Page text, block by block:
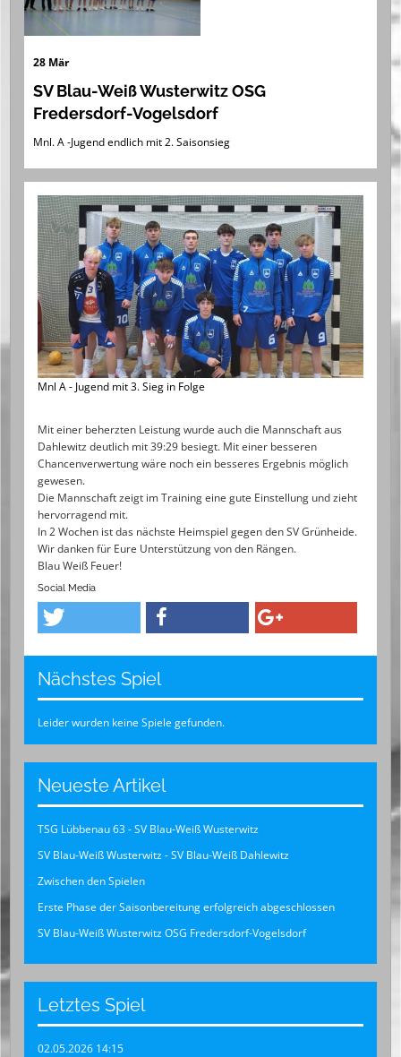
28 Mär
SV Blau-Weiß Wusterwitz OSG
Fredersdorf-Vogelsdorf
Mnl. A -Jugend endlich mit 2. Saisonsieg
Mnl A - Jugend mit 3. Sieg in Folge
Mit einer beherzten Leistung wurde auch die Mannschaft aus
Dahlewitz deutlich mit 39:29 besiegt. Mit einer besseren
Chancenverwertung wäre noch ein besseres Ergebnis möglich
gewesen.
Die Mannschaft zeigt im Training eine gute Einstellung und zieht
hervorragend mit.
In 2 Wochen ist das nächste Heimspiel gegen den SV Grünheide.
Wir danken für Eure Unterstützung von den Rängen.
Blau Weiß Feuer!
Social Media
Nächstes Spiel
Leider wurden keine Spiele gefunden.
Neueste Artikel
TSG Lübbenau 63 - SV Blau-Weiß Wusterwitz
SV Blau-Weiß Wusterwitz - SV Blau-Weiß Dahlewitz
Zwischen den Spielen
Erste Phase der Saisonbereitung erfolgreich abgeschlossen
SV Blau-Weiß Wusterwitz OSG Fredersdorf-Vogelsdorf
Letztes Spiel
02.05.2026 14:15